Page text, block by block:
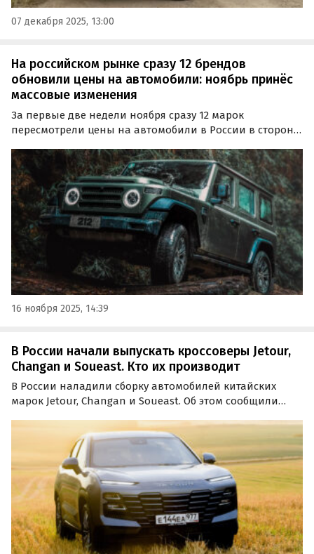
07 декабря 2025, 13:00
На российском рынке сразу 12 брендов
обновили цены на автомобили: ноябрь принёс
массовые изменения
За первые две недели ноября сразу 12 марок
пересмотрели цены на автомобили в России в сторону
изменения затронули как китайские, так и некитайские
бренды.
16 ноября 2025, 14:39
В России начали выпускать кроссоверы Jetour,
Changan и Soueast. Кто их производит
В России наладили сборку автомобилей китайских
марок Jetour, Changan и Soueast. Об этом сообщили
распоряжении презентацию Минпромторга РФ,
которая посвящена статусу работы отечественных
производственных…